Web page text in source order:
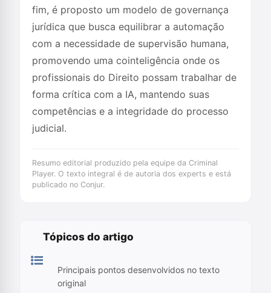
fim, é proposto um modelo de governança
jurídica que busca equilibrar a automação
com a necessidade de supervisão humana,
promovendo uma cointeligência onde os
profissionais do Direito possam trabalhar de
forma crítica com a IA, mantendo suas
competências e a integridade do processo
judicial.
Resumo editorial produzido pela equipe da Criminal
Player. O texto integral é de autoria dos experts e está
publicado no Conjur.
Tópicos do artigo
Principais pontos desenvolvidos no texto
original